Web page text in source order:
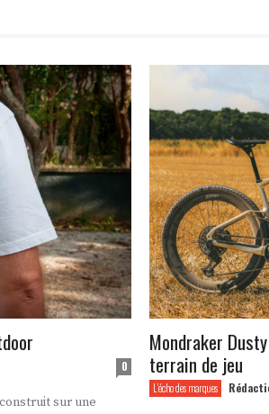
0
sur une
Mondraker
terrain de jeu
L'écho des marques